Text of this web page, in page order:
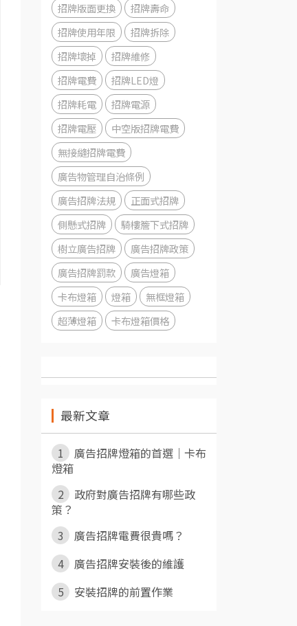
招牌版面更換
招牌壽命
招牌使用年限
招牌拆除
招牌壞掉
招牌維修
招牌電費
招牌LED燈
招牌耗電
招牌電源
招牌電壓
中空版招牌電費
無接縫招牌電費
廣告物管理自治條例
廣告招牌法規
正面式招牌
側懸式招牌
騎樓簷下式招牌
樹立廣告招牌
廣告招牌政策
廣告招牌罰款
廣告燈箱
卡布燈箱
燈箱
無框燈箱
超薄燈箱
卡布燈箱價格
最新文章
1
廣告招牌燈箱的首選｜卡布
燈箱
2
政府對廣告招牌有哪些政
策？
3
廣告招牌電費很貴嗎？
4
廣告招牌安裝後的維護
5
安裝招牌的前置作業